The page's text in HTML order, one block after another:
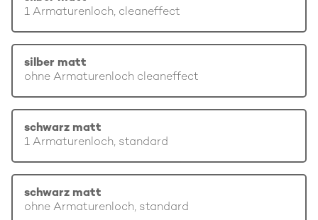
1 Armaturenloch, cleaneffect
silber matt
ohne Armaturenloch cleaneffect
schwarz matt
1 Armaturenloch, standard
schwarz matt
ohne Armaturenloch, standard